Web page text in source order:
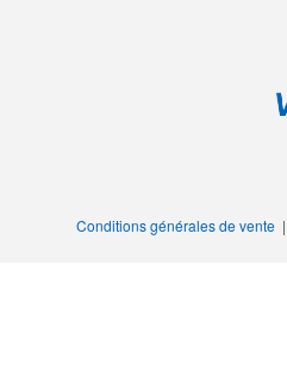
Conditions générales de vente|